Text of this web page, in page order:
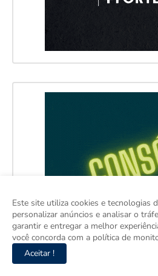
Este site utiliza cookies e tecnologias
personalizar anúncios e analisar o
garantir e entregar a melhor
você concorda com a política de
Aceitar !